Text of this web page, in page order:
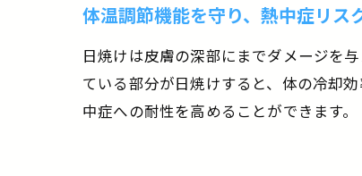
体温調節機能を守り、熱中症リス
日焼けは皮膚の深部にまでダメージを
ている部分が日焼けすると、体の冷却
中症への耐性を高めることができます。